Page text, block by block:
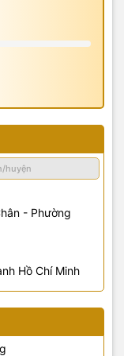
- Phường
Hồ Chí Minh